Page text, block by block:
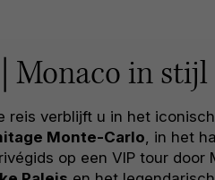
Monaco in stijl
reis verblijft u in het
Monte-Carlo , in het
op een VIP tour door